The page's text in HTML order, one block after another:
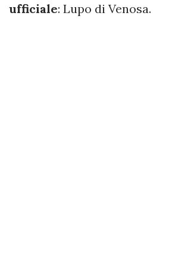
ufficiale: Lupo di Venosa.